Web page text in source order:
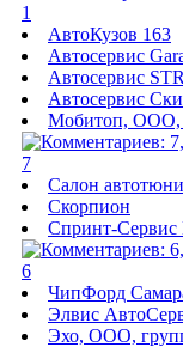
1
АвтоКузов 163
Автосервис
Автосервис
Автосервис
Мобитоп, ООО,
7
Салон
Скорпион
Спринт-
6
ЧипФорд
Элвис
Эхо, ООО,